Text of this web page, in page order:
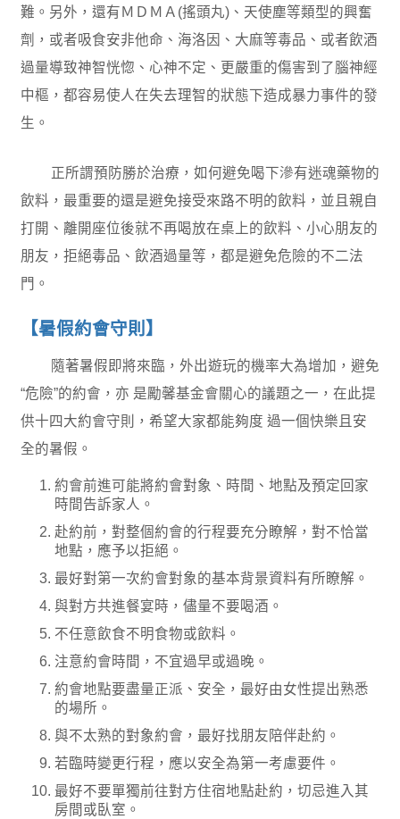
難。另外，還有ＭＤＭＡ(搖頭丸)、天使塵等類型的興奮
劑，或者吸食安非他命、海洛因、大麻等毒品、或者飲酒
過量導致神智恍惚、心神不定、更嚴重的傷害到了腦神經
中樞，都容易使人在失去理智的狀態下造成暴力事件的發
生。
正所謂預防勝於治療，如何避免喝下滲有迷魂藥物的
飲料，最重要的還是避免接受來路不明的飲料，並且親自
打開、離開座位後就不再喝放在桌上的飲料、小心朋友的
朋友，拒絕毒品、飲酒過量等，都是避免危險的不二法
門。
【暑假約會守則】
隨著暑假即將來臨，外出遊玩的機率大為增加，避免
“危險”的約會，亦 是勵馨基金會關心的議題之一，在此提
供十四大約會守則，希望大家都能夠度 過一個快樂且安
全的暑假。
約會前進可能將約會對象、時間、地點及預定回家
時間告訴家人。
赴約前，對整個約會的行程要充分瞭解，對不恰當
地點，應予以拒絕。
最好對第一次約會對象的基本背景資料有所瞭解。
與對方共進餐宴時，儘量不要喝酒。
不任意飲食不明食物或飲料。
注意約會時間，不宜過早或過晚。
約會地點要盡量正派、安全，最好由女性提出熟悉
的場所。
與不太熟的對象約會，最好找朋友陪伴赴約。
若臨時變更行程，應以安全為第一考慮要件。
最好不要單獨前往對方住宿地點赴約，切忌進入其
房間或臥室。